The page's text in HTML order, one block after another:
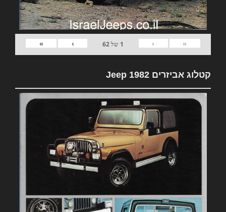
«
‹
1 של62
›
»
קטלוג אביזרים 1982 Jeep